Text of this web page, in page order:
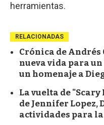
herramientas.
RELACIONADAS
Crónica de Andrés
nueva vida para
un homenaje a
La vuelta de
de Jennifer Lopez,
actividades para